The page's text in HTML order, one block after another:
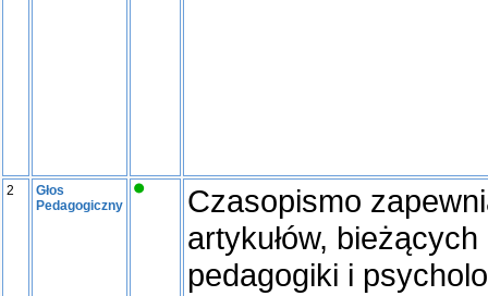
2
Głos
Pedagogiczny
Czasopismo
artykułów,
pedagogiki i